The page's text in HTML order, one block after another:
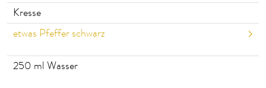
Kresse
etwas Pfeffer schwarz
250 ml Wasser